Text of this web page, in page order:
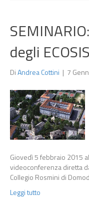
degli
DiAndrea Cottini | 7
Giovedì 5 febbraio 2015
videoconferenza diretta
Collegio Rosmini di
Leggi tutto